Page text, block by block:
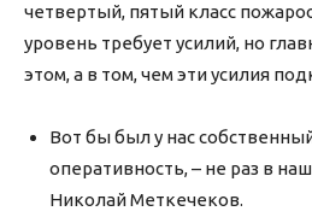
четвертый, пятый класс
уровень требует усилий, но
этом, а в том, чем эти усилия
Вот бы был у нас
оперативность, – не раз в
Николай Меткечеков.